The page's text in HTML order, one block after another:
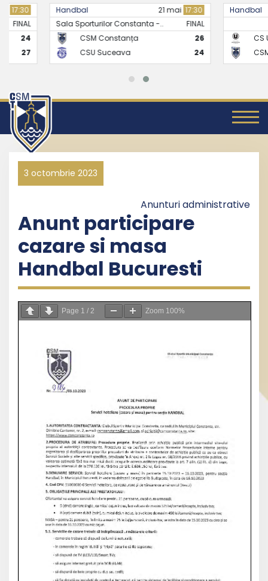
Handbal
17:30
Sala Sporturilor Constanta -..
FINAL
CSM Constanța
CSU Suceava
Handbal
CS
CSM
3 octombrie 2023
Anunturi administrative
Anunt participare
cazare si masa
Handbal Bucuresti
Page 1 / 2 Zoom 100%